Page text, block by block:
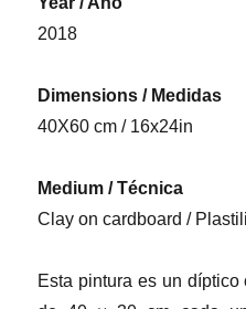
2018
Dimensions / Medidas
40X60 cm / 16x24in
Medium / Técnica
Clay on cardboard /
Esta pintura es un